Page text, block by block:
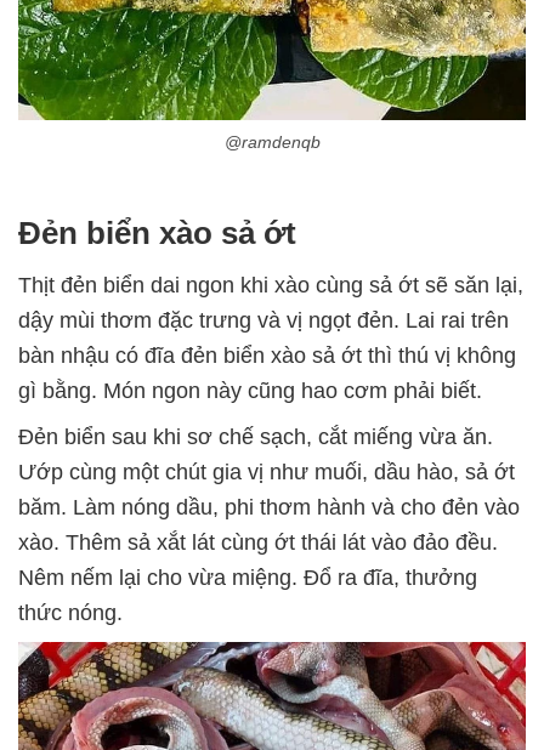
@ramdenqb
Đẻn biển xào sả ớt
Thịt đẻn biển dai ngon khi xào cùng sả ớt sẽ săn lại,
dậy mùi thơm đặc trưng và vị ngọt đẻn. Lai rai trên
bàn nhậu có đĩa đẻn biển xào sả ớt thì thú vị không
gì bằng. Món ngon này cũng hao cơm phải biết.
Đẻn biển sau khi sơ chế sạch, cắt miếng vừa ăn.
Ướp cùng một chút gia vị như muối, dầu hào, sả ớt
băm. Làm nóng dầu, phi thơm hành và cho đẻn vào
xào. Thêm sả xắt lát cùng ớt thái lát vào đảo đều.
Nêm nếm lại cho vừa miệng. Đổ ra đĩa, thưởng
thức nóng.